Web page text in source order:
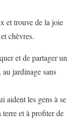
et trouve de la joie
chèvres.
et de partager un
jardinage sans
aident les gens à se
terre et à profiter de